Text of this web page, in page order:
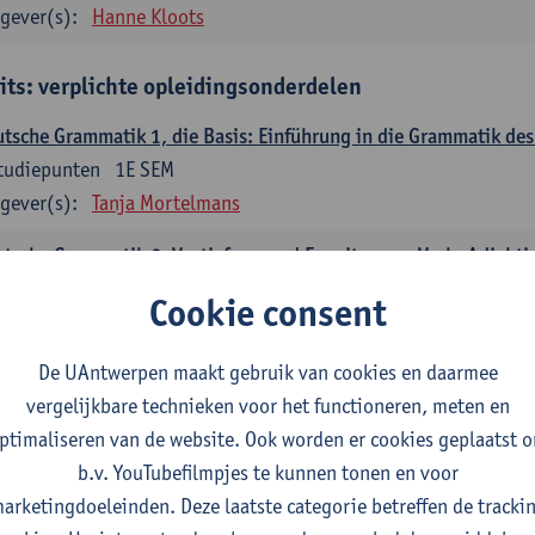
Hanne Kloots
verplichte opleidingsonderdelen
Grammatik 1, die Basis: Einführung in die Grammatik
1E SEM
Tanja Mortelmans
Grammatik 2, Vertiefung und Erweiterung: Verb,
Tanja Mortelmans
Sprachbeherrschung 1
1E/2E SEM
studiepunten
Tanja Mortelmans Alex Haider
und Gesellschaft im deutschsprachigen Raum
1E/2E SEM
studiepunten
Cookie consent
De UAntwerpen maakt gebruik van cookies en daarmee
vergelijkbare technieken voor het functioneren, meten en
van de website. Ook worden er cookies geplaatst
b.v. YouTubefilmpjes te kunnen tonen en voor
Deze laatste categorie betreffen de